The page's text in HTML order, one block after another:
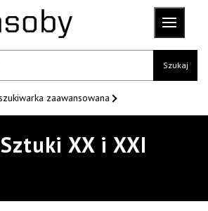
Szukaj
zaawansowana
XX i XXI